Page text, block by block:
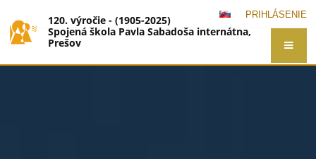
PRIHLÁSENIE
120. výročie - (1905-2025)
Spojená škola Pavla Sabadoša internátna,
Prešov